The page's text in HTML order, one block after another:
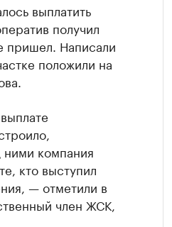
выплатить
получил
пришел. Написали
положили на
ними компания
кто выступил
— отметили в
член ЖСК,